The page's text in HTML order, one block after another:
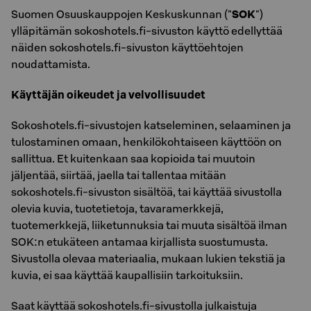
Suomen Osuuskauppojen Keskuskunnan ("SOK")
ylläpitämän sokoshotels.fi-sivuston käyttö edellyttää
näiden sokoshotels.fi-sivuston käyttöehtojen
noudattamista.
Käyttäjän oikeudet ja velvollisuudet
Sokoshotels.fi-sivustojen katseleminen, selaaminen ja
tulostaminen omaan, henkilökohtaiseen käyttöön on
sallittua. Et kuitenkaan saa kopioida tai muutoin
jäljentää, siirtää, jaella tai tallentaa mitään
sokoshotels.fi-sivuston sisältöä, tai käyttää sivustolla
olevia kuvia, tuotetietoja, tavaramerkkejä,
tuotemerkkejä, liiketunnuksia tai muuta sisältöä ilman
SOK:n etukäteen antamaa kirjallista suostumusta.
Sivustolla olevaa materiaalia, mukaan lukien tekstiä ja
kuvia, ei saa käyttää kaupallisiin tarkoituksiin.
Saat käyttää sokoshotels.fi-sivustolla julkaistuja